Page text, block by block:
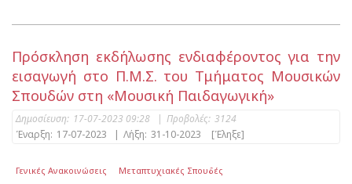
Πρόσκληση εκδήλωσης ενδιαφέροντος για την
εισαγωγή στο Π.Μ.Σ. του Τμήματος Μουσικών
Σπουδών στη «Μουσική Παιδαγωγική»
Δημοσίευση: 17-07-2023 09:28 | Προβολές: 3124
Έναρξη: 17-07-2023 | Λήξη: 31-10-2023 [Έληξε]
Γενικές Ανακοινώσεις Μεταπτυχιακές Σπουδές